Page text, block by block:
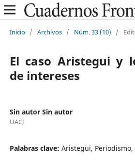
Inicio / Archivos / Núm. 33 (10) /
El caso Aristegui y
de intereses
Sin autor Sin autor
UACJ
Palabras clave: Aristegui, Periodismo,